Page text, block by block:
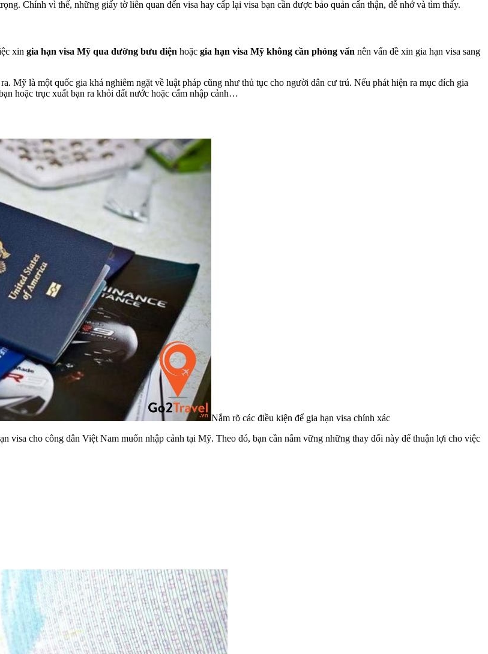
Chính vì thế, những giấy tờ liên quan đến visa hay cấp lại visa bạn cần được bảo quản cẩn thận, dễ nhớ và tìm thấy.
xin gia hạn visa Mỹ qua đường bưu điện hoặc gia hạn visa Mỹ không cần phỏng vấn nên vấn đề xin gia hạn visa sang
Mỹ là một quốc gia khá nghiêm ngặt về luật pháp cũng như thủ tục cho người dân cư trú. Nếu phát hiện ra mục đích gia
hoặc trục xuất bạn ra khỏi đất nước hoặc cấm nhập cảnh…
Nắm rõ các điều kiện để gia hạn visa chính xác
visa cho công dân Việt Nam muốn nhập cảnh tại Mỹ. Theo đó, bạn cần nắm vững những thay đổi này để thuận lợi cho việc